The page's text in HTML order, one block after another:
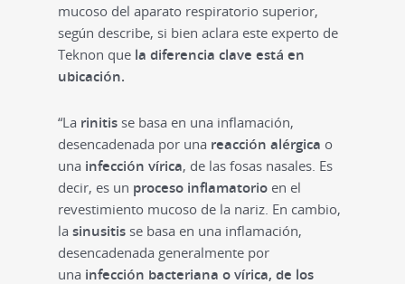
mucoso del aparato respiratorio superior,
según describe, si bien aclara este experto de
Teknon que la diferencia clave está en
ubicación.
“La rinitis se basa en una inflamación,
desencadenada por una reacción alérgica o
una infección vírica, de las fosas nasales. Es
decir, es un proceso inflamatorio en el
revestimiento mucoso de la nariz. En cambio,
la sinusitis se basa en una inflamación,
desencadenada generalmente por
una infección bacteriana o vírica, de los